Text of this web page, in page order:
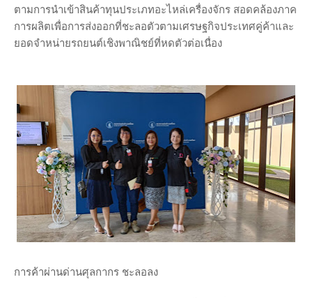
ตามการนำเข้าสินค้าทุนประเภทอะไหล่เครื่องจักร สอดคล้องภาค
การผลิตเพื่อการส่งออกที่ชะลอตัวตามเศรษฐกิจประเทศคู่ค้าและ
ยอดจำหน่ายรถยนต์เชิงพาณิชย์ที่หดตัวต่อเนื่อง
การค้าผ่านด่านศุลกากร ชะลอลง